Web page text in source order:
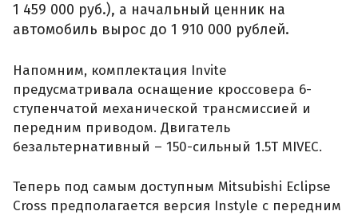
1 459 000 руб.), а начальный ценник на
автомобиль вырос до 1 910 000 рублей.
Напомним, комплектация Invite
предусматривала оснащение кроссовера 6-
ступенчатой механической трансмиссией и
передним приводом. Двигатель
безальтернативный – 150-сильный 1.5T MIVEC.
Теперь под самым доступным Mitsubishi Eclipse
Cross предполагается версия Instyle с передним